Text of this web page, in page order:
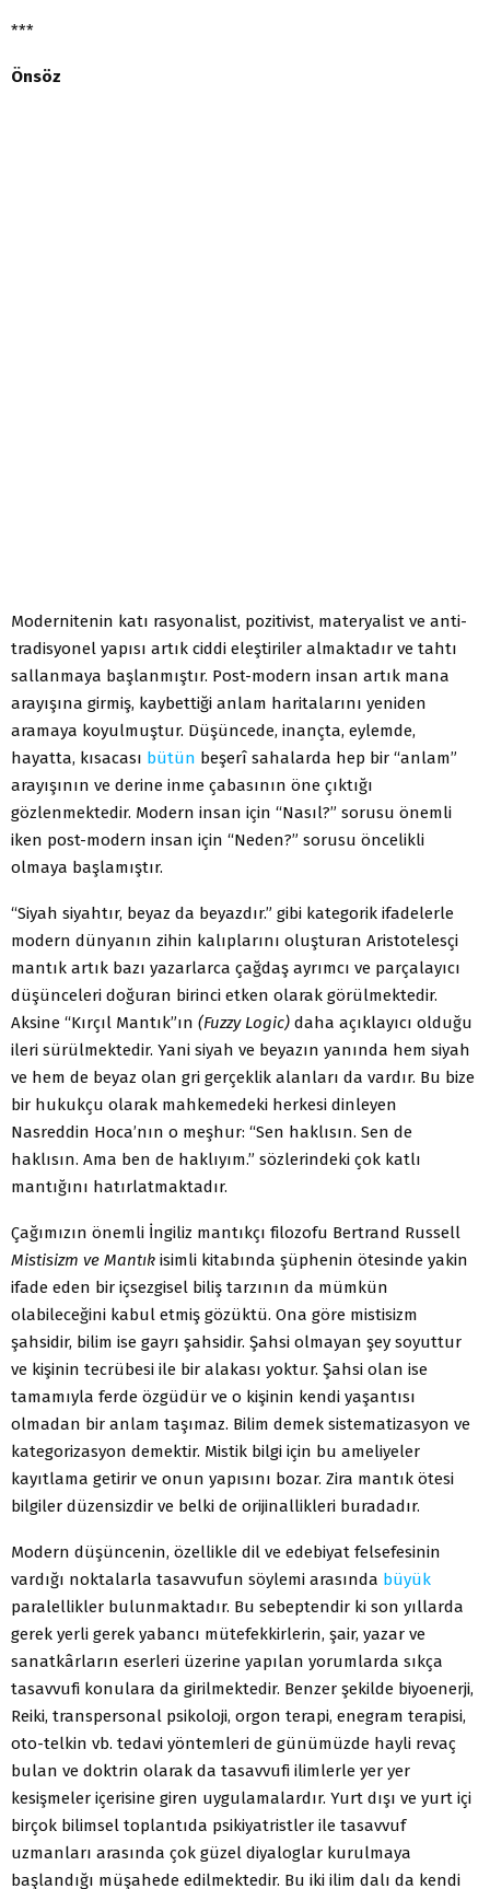
***
Önsöz
Modernitenin katı rasyonalist, pozitivist, materyalist ve anti-
tradisyonel yapısı artık ciddi eleştiriler almaktadır ve tahtı
sallanmaya başlanmıştır. Post-modern insan artık mana
arayışına girmiş, kaybettiği anlam haritalarını yeniden
aramaya koyulmuştur. Düşüncede, inançta, eylemde,
hayatta, kısacası bütün beşerî sahalarda hep bir “anlam”
arayışının ve derine inme çabasının öne çıktığı
gözlenmektedir. Modern insan için “Nasıl?” sorusu önemli
iken post-modern insan için “Neden?” sorusu öncelikli
olmaya başlamıştır.
“Siyah siyahtır, beyaz da beyazdır.” gibi kategorik ifadelerle
modern dünyanın zihin kalıplarını oluşturan Aristotelesçi
mantık artık bazı yazarlarca çağdaş ayrımcı ve parçalayıcı
düşünceleri doğuran birinci etken olarak görülmektedir.
Aksine “Kırçıl Mantık”ın (Fuzzy Logic) daha açıklayıcı olduğu
ileri sürülmektedir. Yani siyah ve beyazın yanında hem siyah
ve hem de beyaz olan gri gerçeklik alanları da vardır. Bu bize
bir hukukçu olarak mahkemedeki herkesi dinleyen
Nasreddin Hoca’nın o meşhur: “Sen haklısın. Sen de
haklısın. Ama ben de haklıyım.” sözlerindeki çok katlı
mantığını hatırlatmaktadır.
Çağımızın önemli İngiliz mantıkçı filozofu Bertrand Russell
Mistisizm ve Mantık isimli kitabında şüphenin ötesinde yakin
ifade eden bir içsezgisel biliş tarzının da mümkün
olabileceğini kabul etmiş gözüktü. Ona göre mistisizm
şahsidir, bilim ise gayrı şahsidir. Şahsi olmayan şey soyuttur
ve kişinin tecrübesi ile bir alakası yoktur. Şahsi olan ise
tamamıyla ferde özgüdür ve o kişinin kendi yaşantısı
olmadan bir anlam taşımaz. Bilim demek sistematizasyon ve
kategorizasyon demektir. Mistik bilgi için bu ameliyeler
kayıtlama getirir ve onun yapısını bozar. Zira mantık ötesi
bilgiler düzensizdir ve belki de orijinallikleri buradadır.
Modern düşüncenin, özellikle dil ve edebiyat felsefesinin
vardığı noktalarla tasavvufun söylemi arasında büyük
paralellikler bulunmaktadır. Bu sebeptendir ki son yıllarda
gerek yerli gerek yabancı mütefekkirlerin, şair, yazar ve
sanatkârların eserleri üzerine yapılan yorumlarda sıkça
tasavvufi konulara da girilmektedir. Benzer şekilde biyoenerji,
Reiki, transpersonal psikoloji, orgon terapi, enegram terapisi,
oto-telkin vb. tedavi yöntemleri de günümüzde hayli revaç
bulan ve doktrin olarak da tasavvufi ilimlerle yer yer
kesişmeler içerisine giren uygulamalardır. Yurt dışı ve yurt içi
birçok bilimsel toplantıda psikiyatristler ile tasavvuf
uzmanları arasında çok güzel diyaloglar kurulmaya
başlandığı müşahede edilmektedir. Bu iki ilim dalı da kendi